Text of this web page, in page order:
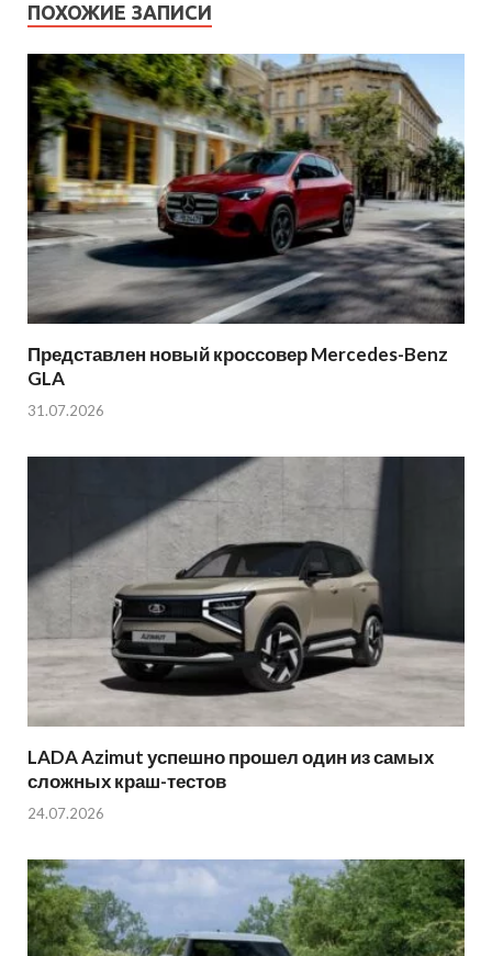
ПОХОЖИЕ ЗАПИСИ
Представлен новый кроссовер Mercedes-Benz
GLA
31.07.2026
LADA Azimut успешно прошел один из самых
сложных краш-тестов
24.07.2026